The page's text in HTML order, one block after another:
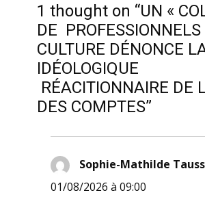
1 thought on “UN «
DE
CULTURE DÉNONCE
IDÉOLOGIQUE
RÉACITIONNAIRE DE
DES COMPTES”
Sophie-Mathilde Tauss
01/08/2026 à 09:00